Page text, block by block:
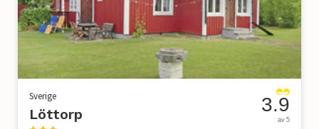
Sverige
Löttorp 3.9
av 5